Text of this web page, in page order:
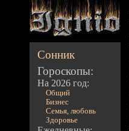
Сонник
Гороскопы:
На 2026 год:
Общий
Бизнес
Семья, любовь
Здоровье